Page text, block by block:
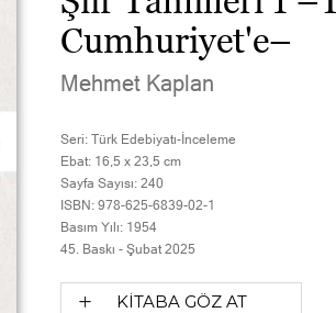
Cumhuriyet'e–
Mehmet Kaplan
Seri: Türk Edebiyatı-İnceleme
Ebat: 16,5 x 23,5 cm
Sayfa Sayısı: 240
ISBN: 978-625-6839-02-1
Basım Yılı: 1954
45. Baskı - Şubat 2025
KİTABA GÖZ AT